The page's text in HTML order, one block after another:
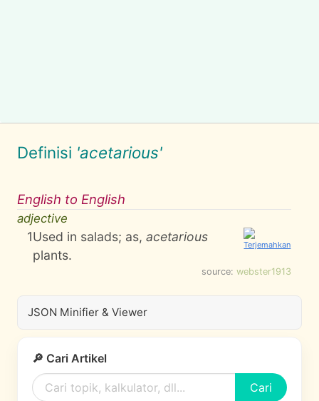
Definisi 'acetarious'
English to English
adjective
1Used in salads; as,acetarious
plants.
source: webster1913
JSON Minifier & Viewer
🔎 Cari Artikel
Cari